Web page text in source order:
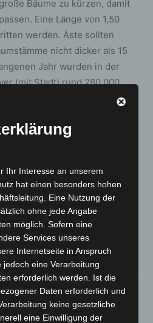
Bäume zu kürzen, damit
Eine Länge von 1,50
werden. Äste sollten
nicht dicker als 15
Jahr wurden in der
(mit Stadt) rund 280.000
und verwertet.
auch auf den aha-
und den
Umland der Region
werden die
und anschließend
wie Lametta
aha darum, die Bäume nur
Ihr Interesse an unserem
hat einen besonders hohen
Eine Nutzung der
ohne jede Angabe
möglich. Sofern eine
Services unseres
Internetseite in Anspruch
eine Verarbeitung
erforderlich werden. Ist die
Daten erforderlich und
keine gesetzliche
eine Einwilligung der